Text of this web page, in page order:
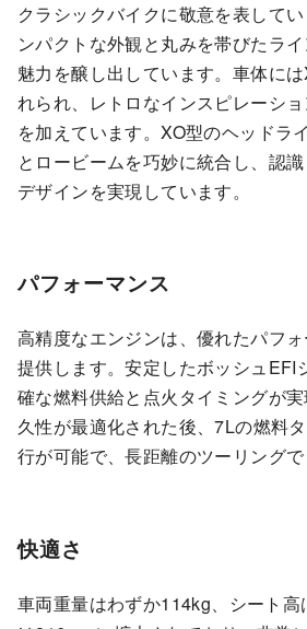
クラシックバイクに敬意を表して
ンパクトな外観と丸みを帯びたラ
魅力を醸し出しています。車体に
れられ、レトロなインスピレーシ
を加えています。XO型のヘッドラ
とロービームを巧妙に統合し、認
デザインを実現しています。
パフォーマンス
高精度なエンジンは、優れたパフ
提供します。安定したボッシュEFI
確な燃料供給と点火タイミングが
久性が最適化された後、7Lの燃料
行が可能で、長距離のツーリングで
快適さ
車両重量はわずか114kg、シート